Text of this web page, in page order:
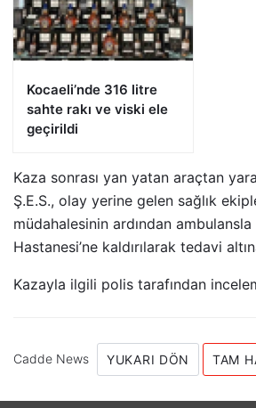
Kocaeli’nde 316 litre
sahte rakı ve viski ele
geçirildi
Kaza sonrası yan yatan araçtan
Ş.E.S., olay yerine gelen sağlık
müdahalesinin ardından
Hastanesi’ne kaldırılarak tedavi
Kazayla ilgili polis tarafından
Cadde News YUKARI DÖN TAM